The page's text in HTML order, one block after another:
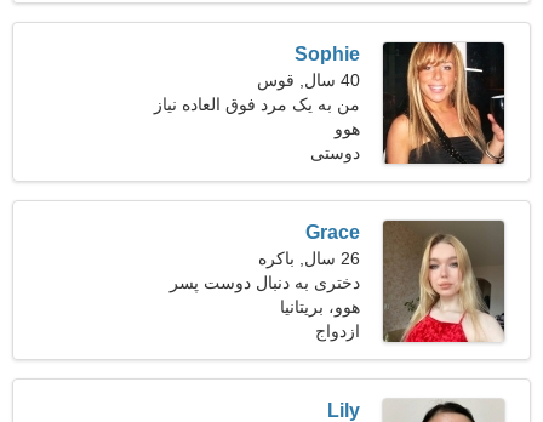
Sophie
40 سال, قوس
من به یک مرد فوق العاده نیاز
دارم که با هم به کمپینگ
برویم
هوو
دوستی
Grace
26 سال, باکره
دختری به دنبال دوست پسر
27-38
هوو، بریتانیا
ازدواج
Lily